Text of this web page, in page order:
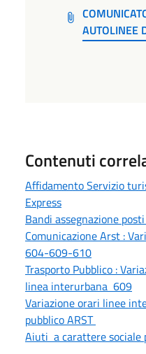
AUTOLINEE
Contenuti
Affidamento Servizio
Express
Bandi assegnazione
Comunicazione Arst :
604-609-610
Trasporto Pubblico :
linea interurbana 609
Variazione orari linee
pubblico ARST
Aiuti a carattere sociale